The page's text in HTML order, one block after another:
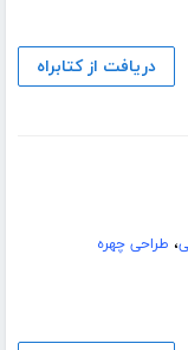
دریافت از کتابراه
، طراحی چهره